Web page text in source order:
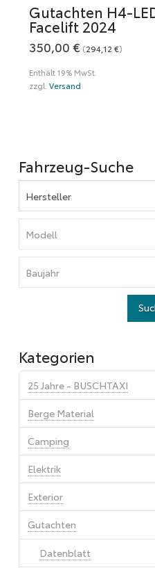
Gutachten H4-
Facelift 2024
350,00 € (294,12 €)
Enthält 19% MwSt.
zzgl. Versand
Fahrzeug-Suche
Kategorien
25 Jahre - BUSCHTAXI
Berge Material
Camping
Elektrik
Exterior
Gutachten
Datenblatt